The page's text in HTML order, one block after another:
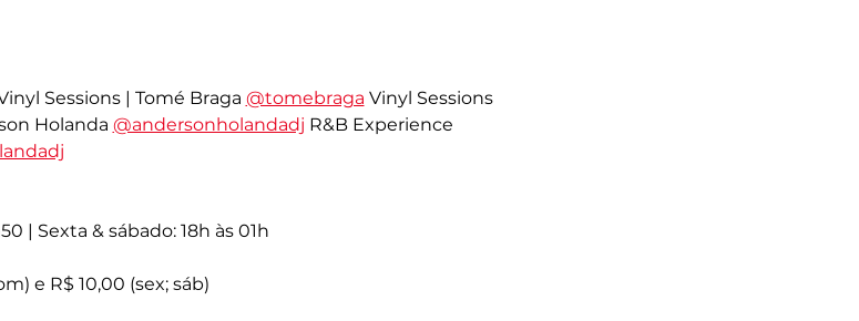
Sessions | Tomé Braga @tomebraga Vinyl Sessions
Holanda @andersonholandadj R&B Experience
| Sexta & sábado: 18h às 01h
e R$ 10,00 (sex; sáb)